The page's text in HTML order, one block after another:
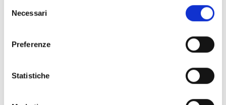
delNecessari
Preferenze
Statistiche
Accessori rivelatori Enea
Accessori Senseware
Accessori Serie Industrial
Air2-Aria/W